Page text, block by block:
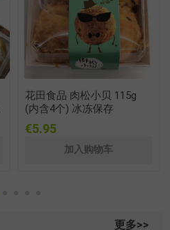
花田食品 肉松小贝 115g
(内含4个) 冰冻保存
€5.95
更多>>